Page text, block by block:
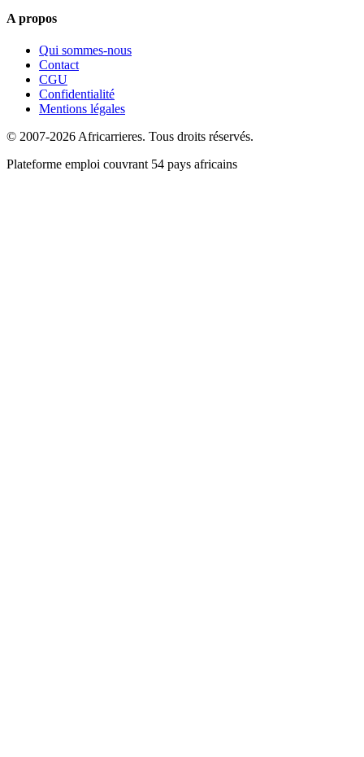
A propos
Qui sommes-nous
Contact
CGU
Confidentialité
Mentions légales
© 2007-2026 Africarrieres. Tous droits réservés.
Plateforme emploi couvrant 54 pays africains